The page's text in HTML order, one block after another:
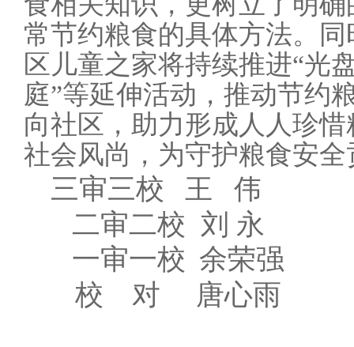
常节约粮食的具体方法。
区儿童之家将持续推进“光
庭”等延伸活动，推动节约
向社区，助力形成人人珍
社会风尚，为守护粮食安
三审三校 王 伟
二审二校 刘 永
一审一校 余荣强
校 对 唐心雨